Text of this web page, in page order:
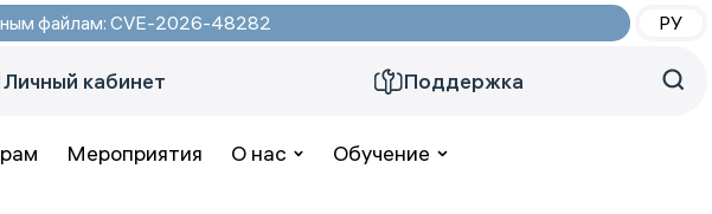
файлам: CVE-2026-48282 РУ
Личный кабинет Поддержка
Мероприятия О нас Обучение